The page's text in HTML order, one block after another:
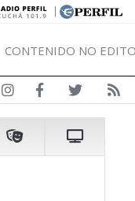
|
CONTENIDO NO